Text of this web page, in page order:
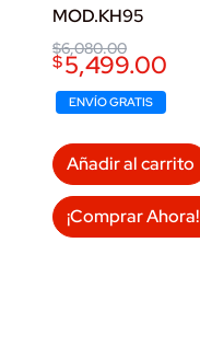
MOD.KH95
$6,080.00
Original
price
was:
$6,080.00.
$5,499.00
Current
price
$5,499.00.
ENVÍO GRATIS
Añadir al carrito
¡Comprar Ahora!